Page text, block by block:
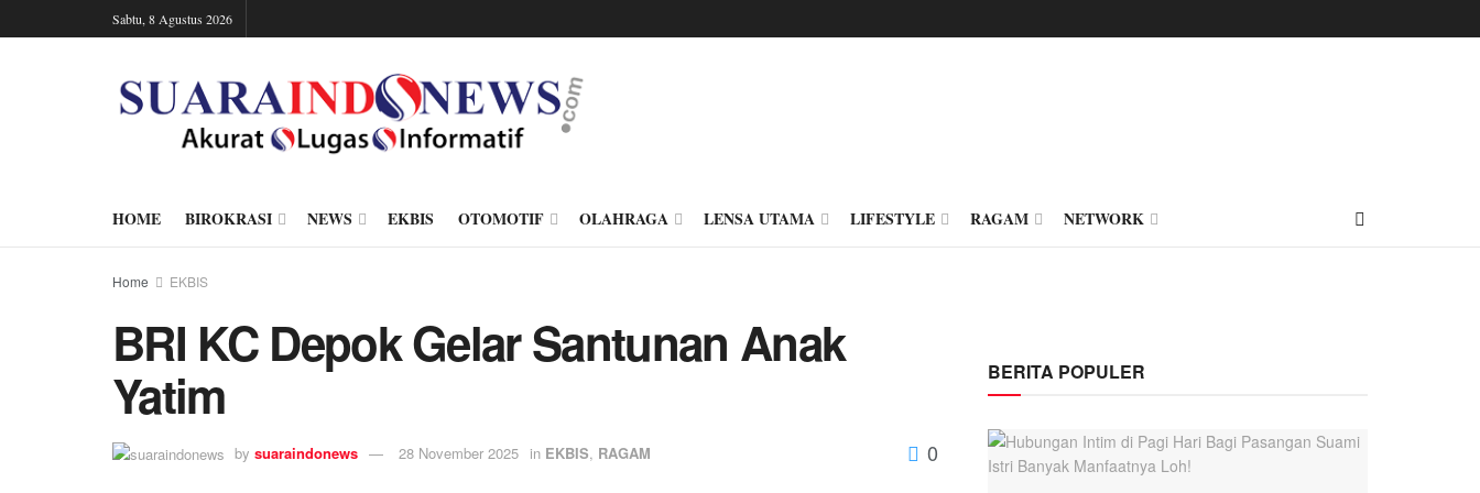
Sabtu, 8 Agustus 2026
HOME BIROKRASI NEWS EKBIS OTOMOTIF OLAHRAGA LENSA UTAMA LIFESTYLE RAGAM NETWORK
Home EKBIS
BRI KC Depok Gelar Santunan Anak
Yatim
by suaraindonews 28 November 2025 in EKBIS, RAGAM 0
BERITA POPULER